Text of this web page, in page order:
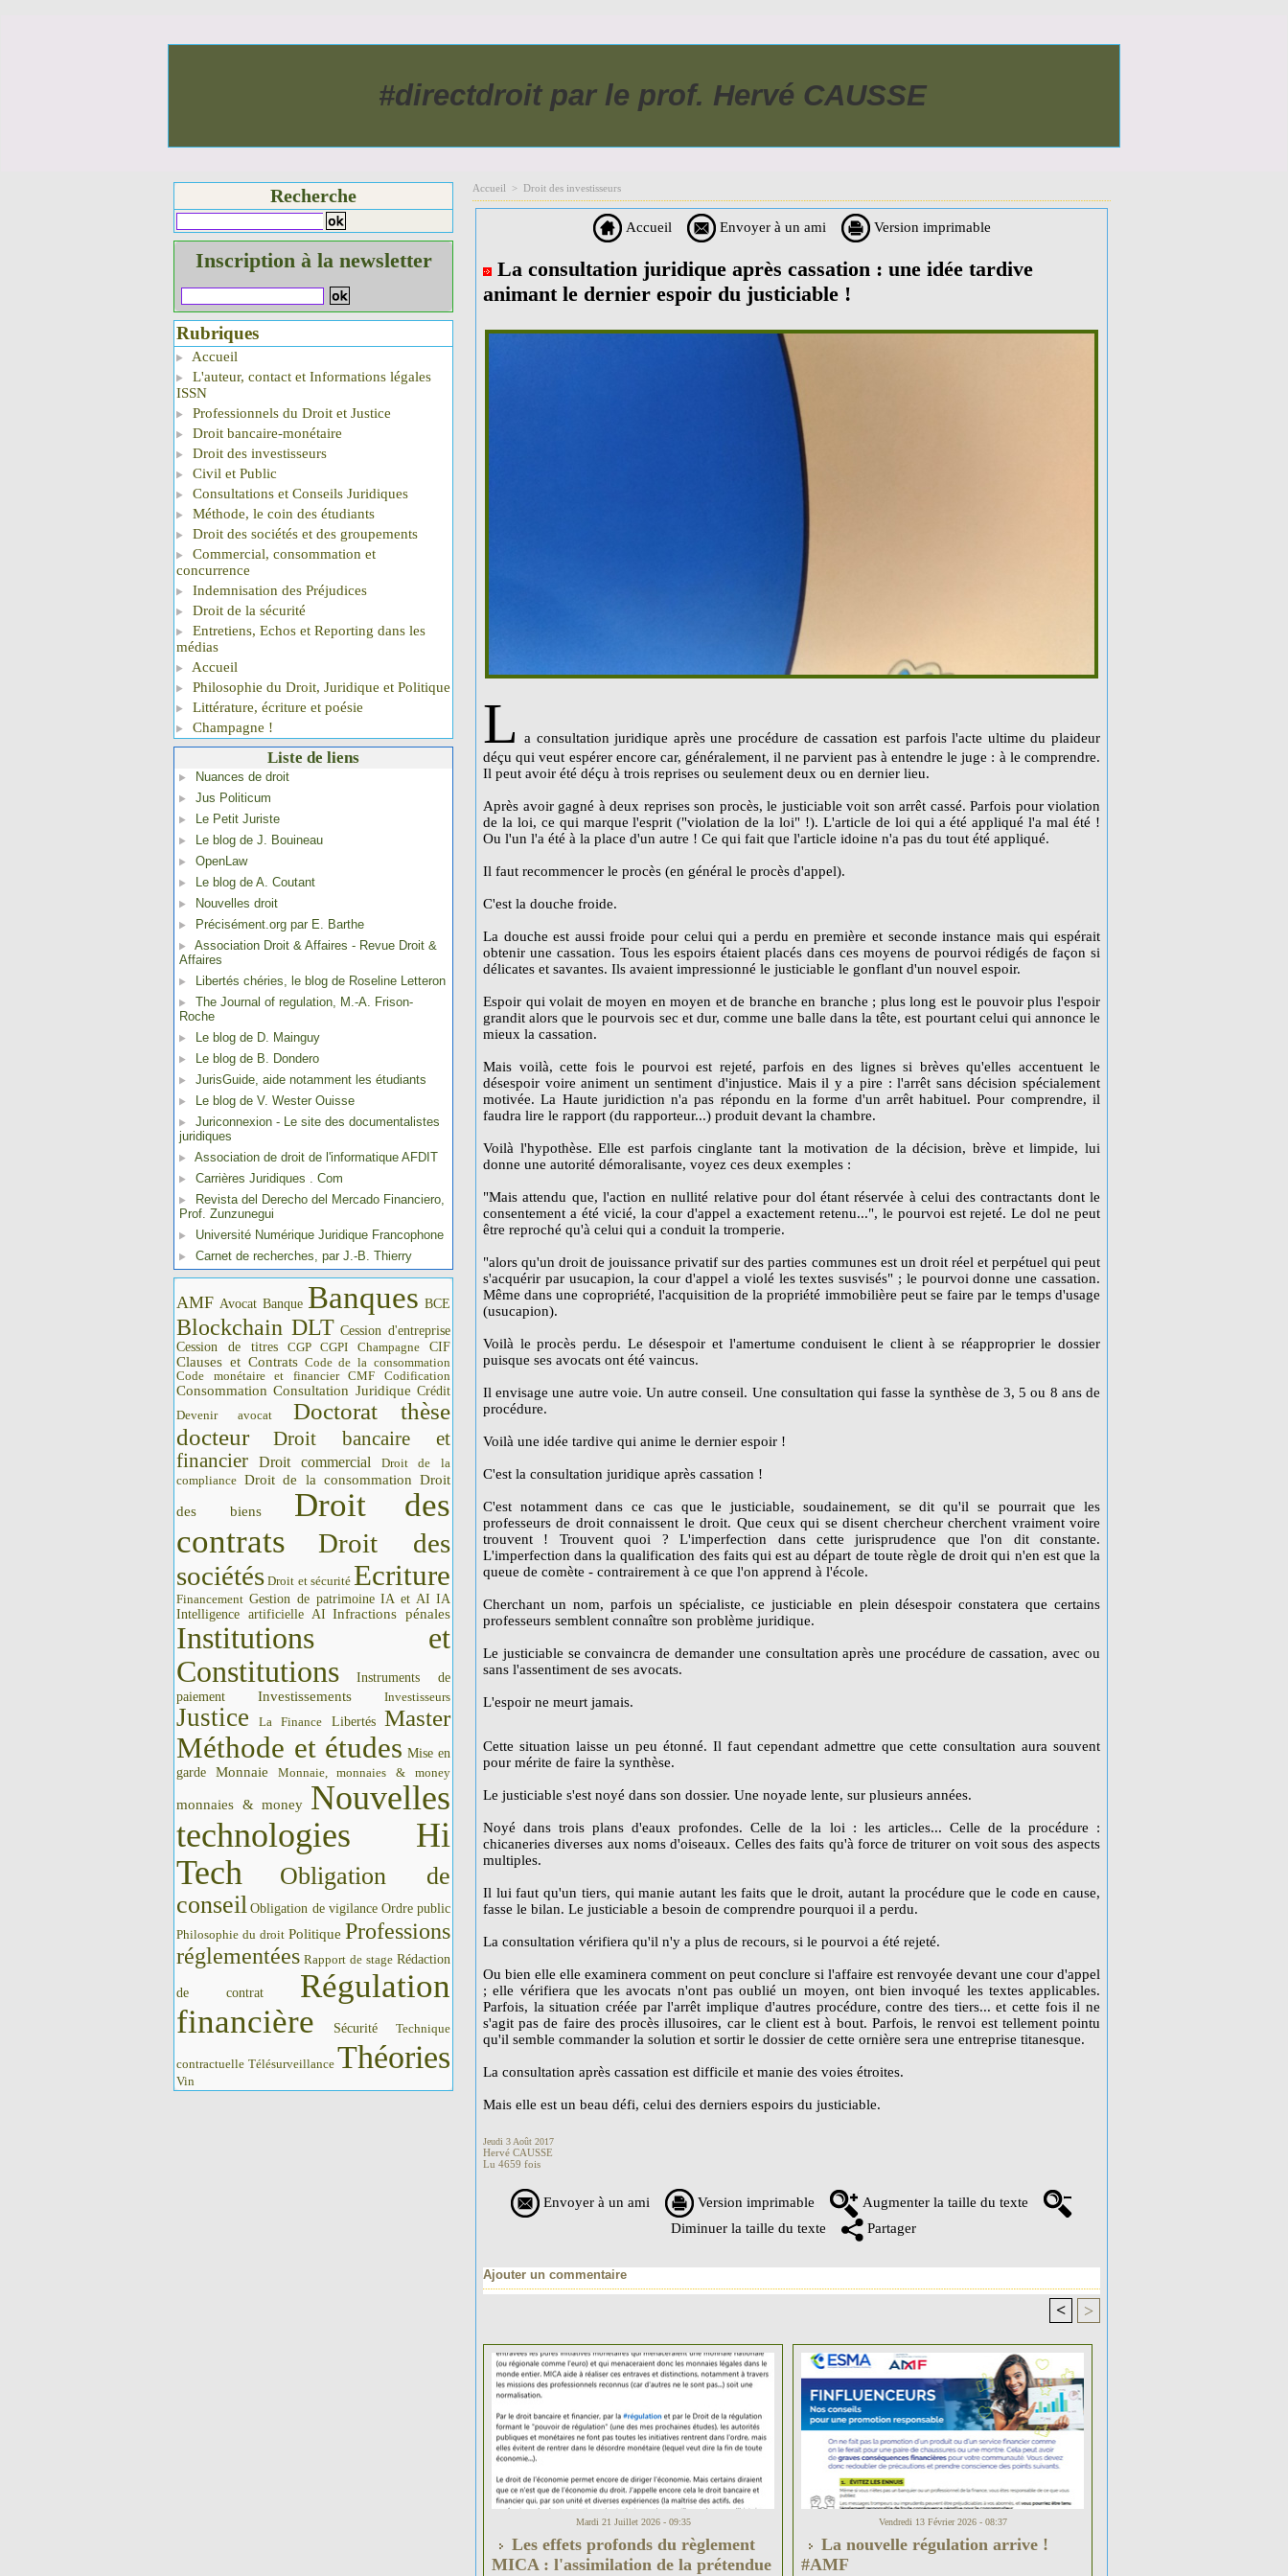
#directdroit par le prof. Hervé CAUSSE
Recherche
Inscription à la newsletter
Rubriques
Accueil
L'auteur, contact et Informations légales
ISSN
Professionnels du Droit et Justice
Droit bancaire-monétaire
Droit des investisseurs
Civil et Public
Consultations et Conseils Juridiques
Méthode, le coin des étudiants
Droit des sociétés et des groupements
Commercial, consommation et
concurrence
Indemnisation des Préjudices
Droit de la sécurité
Entretiens, Echos et Reporting dans les
médias
Accueil
Philosophie du Droit, Juridique et Politique
Littérature, écriture et poésie
Champagne !
Liste de liens
Nuances de droit
Jus Politicum
Le Petit Juriste
Le blog de J. Bouineau
OpenLaw
Le blog de A. Coutant
Nouvelles droit
Précisément.org par E. Barthe
Association Droit & Affaires - Revue Droit &
Affaires
Libertés chéries, le blog de Roseline Letteron
The Journal of regulation, M.-A. Frison-
Roche
Le blog de D. Mainguy
Le blog de B. Dondero
JurisGuide, aide notamment les étudiants
Le blog de V. Wester Ouisse
Juriconnexion - Le site des documentalistes
juridiques
Association de droit de l'informatique AFDIT
Carrières Juridiques . Com
Revista del Derecho del Mercado Financiero,
Prof. Zunzunegui
Université Numérique Juridique Francophone
Carnet de recherches, par J.-B. Thierry
AMF Avocat Banque Banques BCE
Blockchain DLT Cession d'entreprise
Cession de titres
CGP CGPI Champagne CIF
Clauses et Contrats Code de la consommation
Code monétaire et financier CMF
Codification
Consommation Consultation Juridique Crédit
Devenir avocat
Doctorat thèse
docteur
Droit bancaire et
financier
Droit commercial
Droit de la
compliance Droit de la consommation Droit
des biens
Droit des
contrats
Droit des
sociétés Droit et sécurité Ecriture
Financement Gestion de patrimoine IA et AI IA
Intelligence artificielle AI Infractions pénales
Institutions et
Constitutions
Instruments de
paiement
Investissements Investisseurs
Justice La Finance Libertés Master
Méthode et études Mise en
garde
Monnaie Monnaie, monnaies & money
monnaies & money Nouvelles
technologies Hi
Tech
Obligation de
conseil Obligation de vigilance Ordre public
Philosophie du droit Politique Professions
réglementées Rapport de stage Rédaction
de contrat
Régulation
financière
Sécurité Technique
contractuelle Télésurveillance Théories
Vin
Accueil > Droit des investisseurs
Accueil Envoyer à un ami Version imprimable
La consultation juridique après cassation : une idée tardive
animant le dernier espoir du justiciable !
L
a consultation juridique après une procédure de cassation est parfois l'acte ultime du plaideur
déçu qui veut espérer encore car, généralement, il ne parvient pas à entendre le juge : à le comprendre.
Il peut avoir été déçu à trois reprises ou seulement deux ou en dernier lieu.
Après avoir gagné à deux reprises son procès, le justiciable voit son arrêt cassé. Parfois pour violation
de la loi, ce qui marque l'esprit ("violation de la loi" !). L'article de loi qui a été appliqué l'a mal été !
Ou l'un l'a été à la place d'un autre ! Ce qui fait que l'article idoine n'a pas du tout été appliqué.
Il faut recommencer le procès (en général le procès d'appel).
C'est la douche froide.
La douche est aussi froide pour celui qui a perdu en première et seconde instance mais qui espérait
obtenir une cassation. Tous les espoirs étaient placés dans ces moyens de pourvoi rédigés de façon si
délicates et savantes. Ils avaient impressionné le justiciable le gonflant d'un nouvel espoir.
Espoir qui volait de moyen en moyen et de branche en branche ; plus long est le pouvoir plus l'espoir
grandit alors que le pourvois sec et dur, comme une balle dans la tête, est pourtant celui qui annonce le
mieux la cassation.
Mais voilà, cette fois le pourvoi est rejeté, parfois en des lignes si brèves qu'elles accentuent le
désespoir voire animent un sentiment d'injustice. Mais il y a pire : l'arrêt sans décision spécialement
motivée. La Haute juridiction n'a pas répondu en la forme d'un arrêt habituel. Pour comprendre, il
faudra lire le rapport (du rapporteur...) produit devant la chambre.
Voilà l'hypothèse. Elle est parfois cinglante tant la motivation de la décision, brève et limpide, lui
donne une autorité démoralisante, voyez ces deux exemples :
"Mais attendu que, l'action en nullité relative pour dol étant réservée à celui des contractants dont le
consentement a été vicié, la cour d'appel a exactement retenu...", le pourvoi est rejeté. Le dol ne peut
être reproché qu'à celui qui a conduit la tromperie.
"alors qu'un droit de jouissance privatif sur des parties communes est un droit réel et perpétuel qui peut
s'acquérir par usucapion, la cour d'appel a violé les textes susvisés" ; le pourvoi donne une cassation.
Même dans une copropriété, l'acquisition de la propriété immobilière peut se faire par le temps d'usage
(usucapion).
Voilà le procès perdu. Le désespoir et l'amertume conduisent le client à se réapproprier le dossier
puisque ses avocats ont été vaincus.
Il envisage une autre voie. Un autre conseil. Une consultation qui fasse la synthèse de 3, 5 ou 8 ans de
procédure.
Voilà une idée tardive qui anime le dernier espoir !
C'est la consultation juridique après cassation !
C'est notamment dans ce cas que le justiciable, soudainement, se dit qu'il se pourrait que les
professeurs de droit connaissent le droit. Que ceux qui se disent chercheur cherchent vraiment voire
trouvent ! Trouvent quoi ? L'imperfection dans cette jurisprudence que l'on dit constante.
L'imperfection dans la qualification des faits qui est au départ de toute règle de droit qui n'en est que la
queue de comète - contrairement à ce que l'on apprend à l'école.
Cherchant un nom, parfois un spécialiste, ce justiciable en plein désespoir constatera que certains
professeurs semblent connaître son problème juridique.
Le justiciable se convaincra de demander une consultation après une procédure de cassation, avec ou
sans l'assentiment de ses avocats.
L'espoir ne meurt jamais.
Cette situation laisse un peu étonné. Il faut cependant admettre que cette consultation aura souvent
pour mérite de faire la synthèse.
Le justiciable s'est noyé dans son dossier. Une noyade lente, sur plusieurs années.
Noyé dans trois plans d'eaux profondes. Celle de la loi : les articles... Celle de la procédure :
chicaneries diverses aux noms d'oiseaux. Celles des faits qu'à force de triturer on voit sous des aspects
multiples.
Il lui faut qu'un tiers, qui manie autant les faits que le droit, autant la procédure que le code en cause,
fasse le bilan. Le justiciable a besoin de comprendre pourquoi il a perdu.
La consultation vérifiera qu'il n'y a plus de recours, si le pourvoi a été rejeté.
Ou bien elle elle examinera comment on peut conclure si l'affaire est renvoyée devant une cour d'appel
; elle vérifiera que les avocats n'ont pas oublié un moyen, ont bien invoqué les textes applicables.
Parfois, la situation créée par l'arrêt implique d'autres procédure, contre des tiers... et cette fois il ne
s'agit pas de faire des procès illusoires, car le client est à bout. Parfois, le renvoi est tellement pointu
qu'il semble commander la solution et sortir le dossier de cette ornière sera une entreprise titanesque.
La consultation après cassation est difficile et manie des voies étroites.
Mais elle est un beau défi, celui des derniers espoirs du justiciable.
Jeudi 3 Août 2017
Hervé CAUSSE
Lu 4659 fois
Envoyer à un ami Version imprimable
Augmenter la taille du texte
Diminuer la taille du texte
Partager
Ajouter un commentaire
< >
Mardi 21 Juillet 2026 - 09:35
Les effets profonds du règlement
MICA : l'assimilation de la prétendue
Vendredi 13 Février 2026 - 08:37
La nouvelle régulation arrive !
#AMF